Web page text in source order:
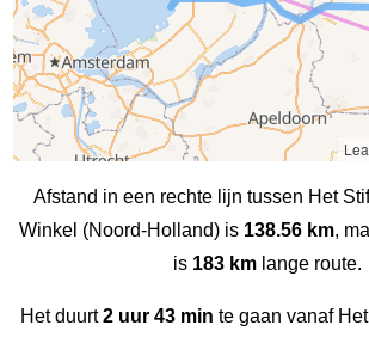
Afstand in een rechte lijn tussen Het
Winkel (Noord-Holland) is 138.56 km,
is 183 km lange route.
Het duurt2 uur 43 min te gaan vanaf